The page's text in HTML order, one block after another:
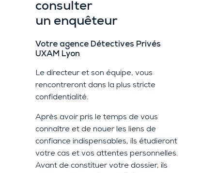
consulter
un enquêteur
Votre agence Détectives Privés
UXAM Lyon
Le directeur et son équipe, vous
rencontreront dans la plus stricte
confidentialité.
Après avoir pris le temps de vous
connaître et de nouer les liens de
confiance indispensables, ils étudieront
votre cas et vos attentes personnelles.
Avant de constituer votre dossier, ils